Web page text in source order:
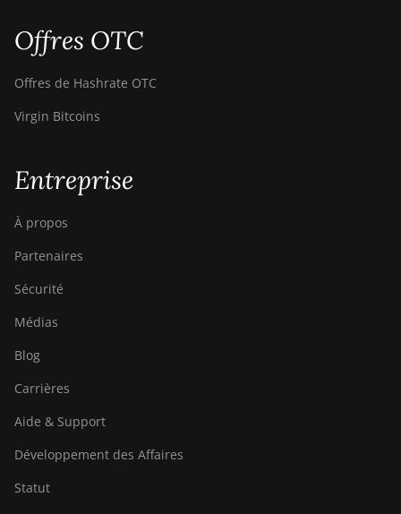
Offres OTC
Offres de Hashrate OTC
Virgin Bitcoins
Entreprise
À propos
Partenaires
Sécurité
Médias
Blog
Carrières
Aide & Support
Développement des Affaires
Statut